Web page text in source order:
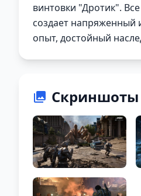
винтовки "Дротик".
создает
опыт, достойный
Скриншоты